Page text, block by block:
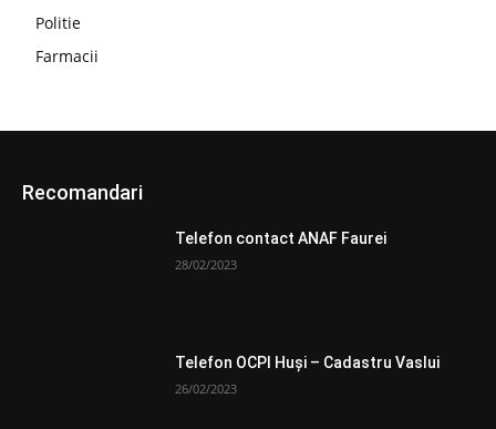
Politie
Farmacii
Recomandari
Telefon contact ANAF Faurei
28/02/2023
Telefon OCPI Huşi – Cadastru Vaslui
26/02/2023